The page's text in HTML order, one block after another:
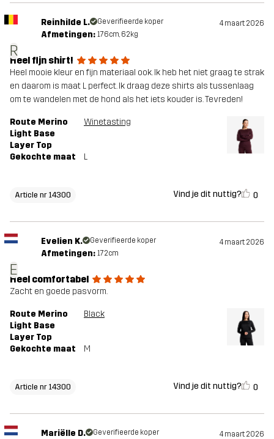
R
Reinhilde L. Geverifieerde koper 4 maart 2026
Afmetingen: 176cm, 62kg
Heel fijn shirt!
Heel mooie kleur en fijn materiaal ook. Ik heb het niet graag te strak
en daarom is maat L perfect. Ik draag deze shirts als tussenlaag
om te wandelen met de hond als het iets kouder is. Tevreden!
Route Merino
Light Base
Layer Top
Winetasting
Gekochte maat L
Article nr 14300 Vind je dit nuttig? 0
E
Evelien K. Geverifieerde koper 4 maart 2026
Afmetingen: 172cm
Heel comfortabel
Zacht en goede pasvorm.
Route Merino
Light Base
Layer Top
Black
Gekochte maat M
Article nr 14300 Vind je dit nuttig? 0
Mariëlle D. Geverifieerde koper 4 maart 2026